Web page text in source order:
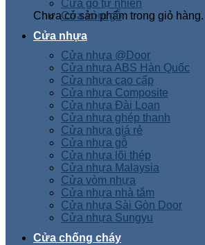
Chưa có sản phẩm trong giỏ hàng.
Cửa gỗ tự nhiên
Cửa vòm gỗ
Cửa nhựa
Cửa nhựa @Door
Cửa nhựa ABS Hàn Quốc
Cửa nhựa cao cấp
Cửa nhựa Composite
Cửa nhựa Đài Loan
Cửa nhựa ghép thanh
Cửa nhựa giá rẻ
Cửa nhựa gỗ
Cửa nhựa lõi thép
Cửa nhựa Malaysia
Cửa vòm nhựa
Cửa nhựa nhà tắm
Cửa nhựa Sài Gòn Door
Cửa nhựa Sungyu
Cửa chống cháy